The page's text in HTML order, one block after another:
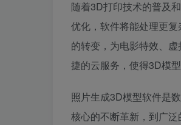
随着3D打印技术的普及
优化，软件将能处理更
的转变，为电影特效、
捷的云服务，使得3D模
照片生成3D模型软件是
核心的不断革新，到广